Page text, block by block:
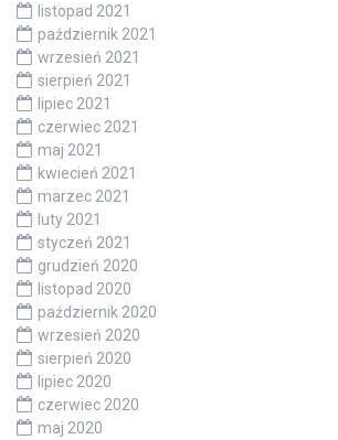
listopad 2021
październik 2021
wrzesień 2021
sierpień 2021
lipiec 2021
czerwiec 2021
maj 2021
kwiecień 2021
marzec 2021
luty 2021
styczeń 2021
grudzień 2020
listopad 2020
październik 2020
wrzesień 2020
sierpień 2020
lipiec 2020
czerwiec 2020
maj 2020